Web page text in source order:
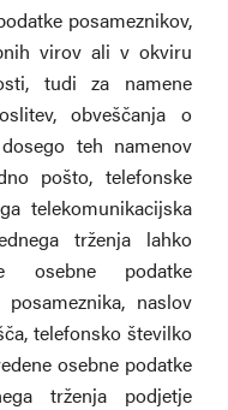
posameznikov,
virov ali v okviru
tudi za namene
obveščanja o
teh namenov
pošto, telefonske
telekomunikacijska
trženja lahko
osebne podatke
naslov
telefonsko številko
osebne podatke
trženja podjetje